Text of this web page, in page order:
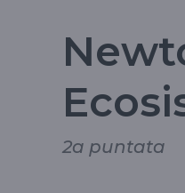
2a puntata